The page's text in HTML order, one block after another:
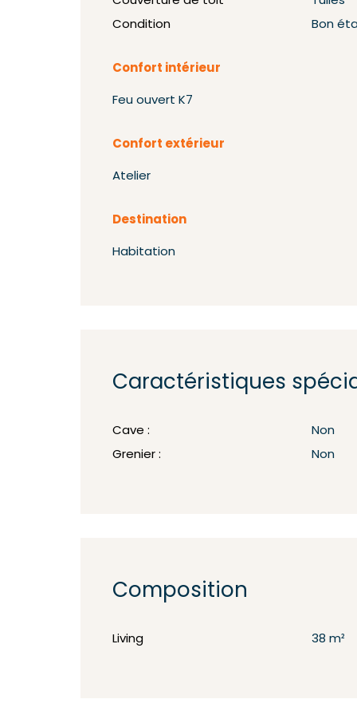
Condition
Bon
Confort intérieur
Feu ouvert K7
Confort extérieur
Atelier
Destination
Habitation
Caractéristiques
Cave :
Non
Grenier :
Non
Composition
Living 38 m²